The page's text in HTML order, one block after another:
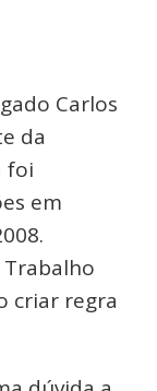
Carlos
da
foi
em
Trabalho
criar regra